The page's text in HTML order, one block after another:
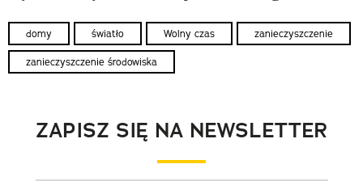
domy światło Wolny czas zanieczyszczenie
zanieczyszczenie środowiska
ZAPISZ SIĘ NA NEWSLETTER